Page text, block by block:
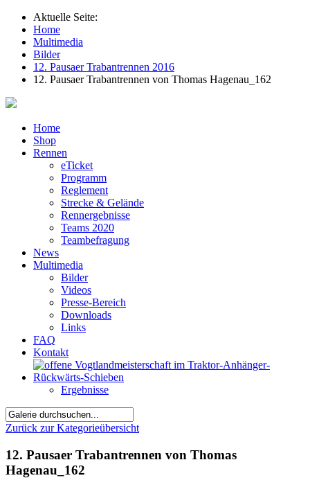
Aktuelle Seite:
Home
Multimedia
Bilder
12. Pausaer Trabantrennen 2016
12. Pausaer Trabantrennen von Thomas Hagenau_162
Home
Shop
Rennen
eTicket
Programm
Reglement
Strecke & Gelände
Rennergebnisse
Teams 2020
Teambefragung
News
Multimedia
Bilder
Videos
Presse-Bereich
Downloads
Links
FAQ
Kontakt
Ergebnisse
Zurück zur Kategorieübersicht
12. Pausaer Trabantrennen von Thomas
Hagenau_162